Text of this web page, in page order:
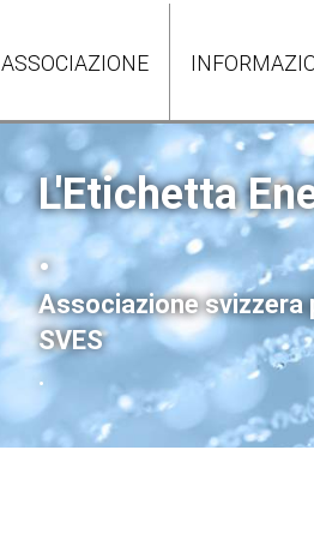
ASSOCIAZIONE
L'Etichetta
.
Associazione
SVES
.